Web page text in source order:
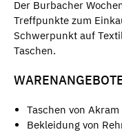
Der Burbacher
Treffpunkte zum
Schwerpunkt auf
Taschen.
Taschen von
Bekleidung von